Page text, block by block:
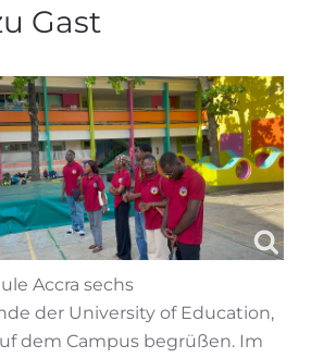
Gast
Accra sechs
der University of Education,
dem Campus begrüßen. Im